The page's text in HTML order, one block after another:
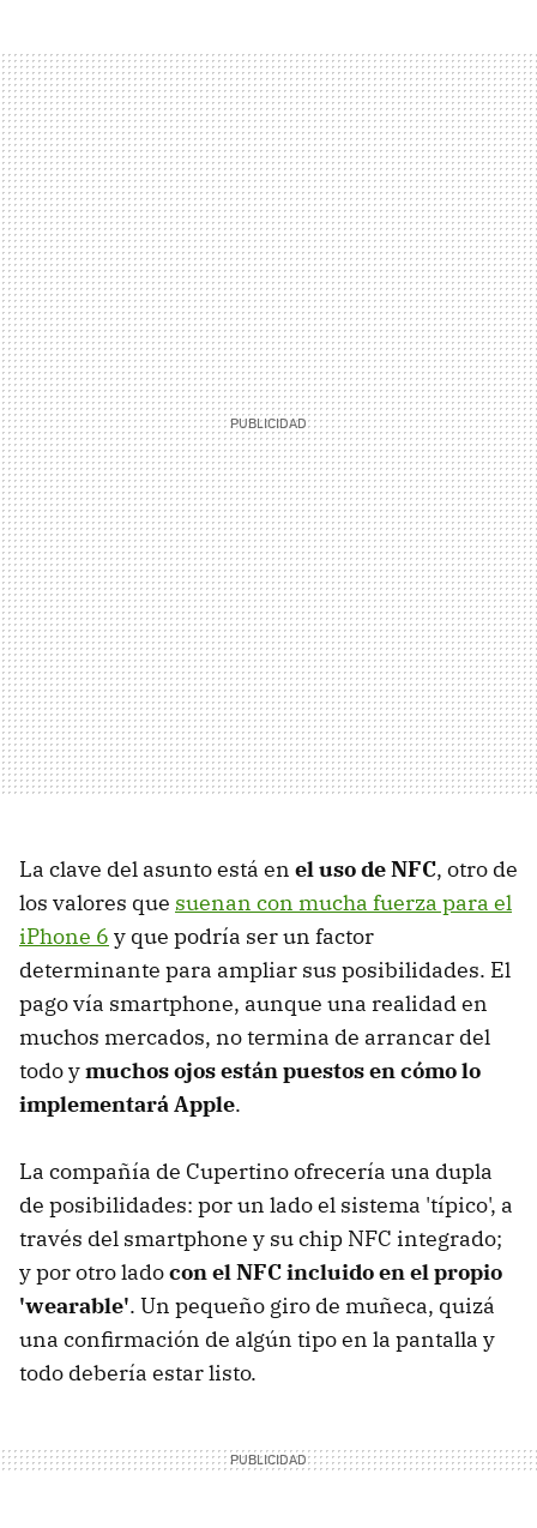
La clave del asunto está en el uso de NFC, otro de
los valores que suenan con mucha fuerza para el
iPhone 6 y que podría ser un factor
determinante para ampliar sus posibilidades. El
pago vía smartphone, aunque una realidad en
muchos mercados, no termina de arrancar del
todo ymuchos ojos están puestos en cómo lo
implementará Apple.
La compañía de Cupertino ofrecería una dupla
de posibilidades: por un lado el sistema 'típico', a
través del smartphone y su chip NFC integrado;
y por otro ladocon el NFC incluido en el propio
'wearable'. Un pequeño giro de muñeca, quizá
una confirmación de algún tipo en la pantalla y
todo debería estar listo.